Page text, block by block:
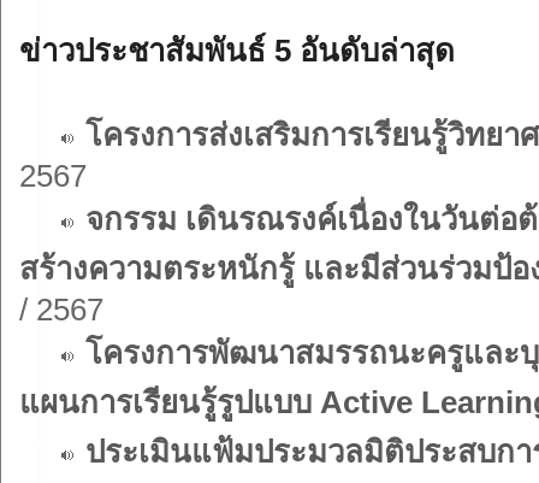
ข่าวประชาสัมพันธ์ 5 อันดับล่าสุด
โครงการส่งเสริมการเรียนรู้วิทย
2567
จกรรม เดินรณรงค์เนื่องในวันต่อ
สร้างความตระหนักรู้ และมีส่วนร่วมป้
/ 2567
โครงการพัฒนาสมรรถนะครูและ
แผนการเรียนรู้รูปแบบ Active
ประเมินแฟ้มประมวลมิติประสบ